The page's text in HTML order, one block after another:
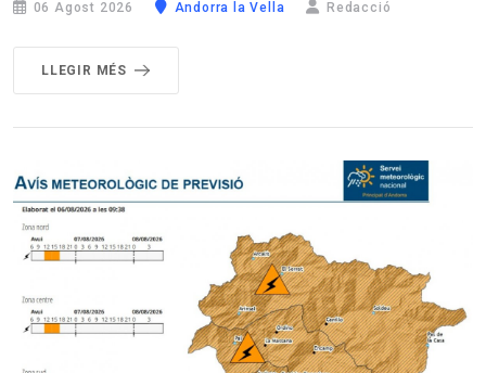
06 Agost 2026 Andorra la Vella Redacció
LLEGIR MÉS